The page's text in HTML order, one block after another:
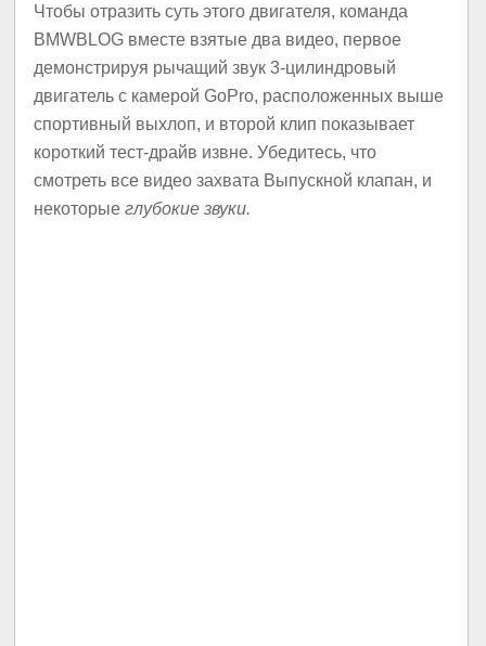
Чтобы отразить суть этого двигателя, команда
BMWBLOG вместе взятые два видео, первое
демонстрируя рычащий звук 3-цилиндровый
двигатель с камерой GoPro, расположенных выше
спортивный выхлоп, и второй клип показывает
короткий тест-драйв извне.Убедитесь, что
смотреть все видео захвата Выпускной клапан, и
некоторыеглубокие звуки.